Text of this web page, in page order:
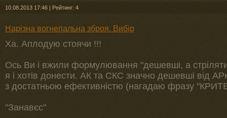
10.08.2013 17:46 | Рейтинг: 4
Нарізна вогнепальна зброя. Вибір
Ха. Аплодую стоячи !!!
Ось Ви і вжили формулювання "дешевші, а
я і хотів донести. АК та СКС значно дешевші від
з достатньою ефективністю (нагадаю фразу
"Занавєс"